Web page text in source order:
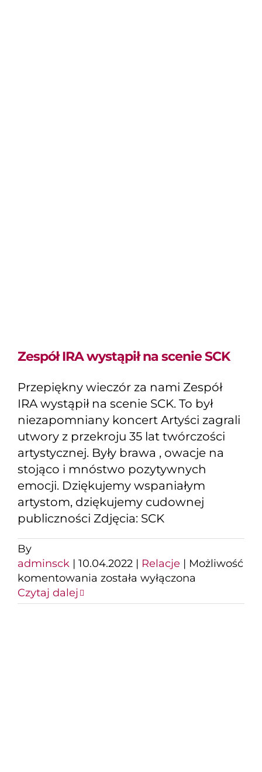
Zespół IRA wystąpił na scenie SCK
Przepiękny wieczór za nami Zespół
IRA wystąpił na scenie SCK. To był
niezapomniany koncert Artyści zagrali
utwory z przekroju 35 lat twórczości
artystycznej. Były brawa , owacje na
stojąco i mnóstwo pozytywnych
emocji. Dziękujemy wspaniałym
artystom, dziękujemy cudownej
publiczności Zdjęcia: SCK
By
adminsck | 10.04.2022 | Relacje | Możliwość
komentowania Zespół
wystąpił
została wyłączona
Czytaj dalej